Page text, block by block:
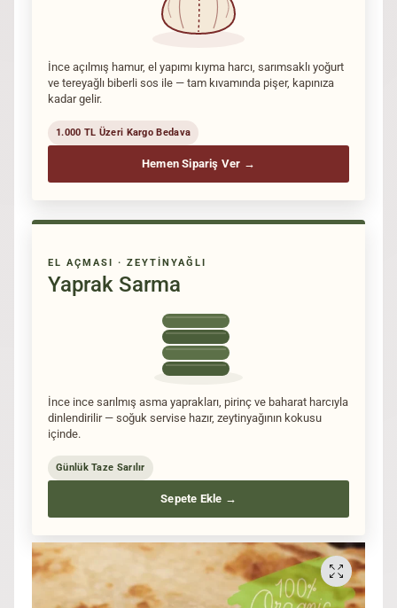
İnce açılmış hamur, el yapımı kıyma harcı, sarımsaklı yoğurt
ve tereyağlı biberli sos ile — tam kıvamında pişer, kapınıza
kadar gelir.
1.000 TL Üzeri Kargo Bedava
Hemen Sipariş Ver →
EL AÇMASI · ZEYTINYAĞLI
Yaprak Sarma
İnce ince sarılmış asma yaprakları, pirinç ve baharat harcıyla
dinlendirilir — soğuk servise hazır, zeytinyağının kokusu
içinde.
Günlük Taze Sarılır
Sepete Ekle →